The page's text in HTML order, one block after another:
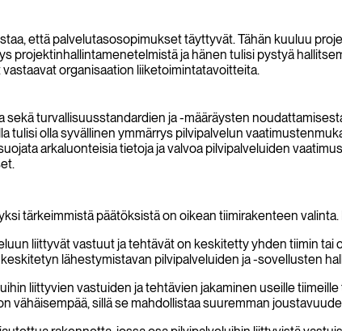
että palvelutasosopimukset täyttyvät. Tähän kuuluu
projektinhallintamenetelmistä ja hänen tulisi pystyä
organisaation liiketoimintatavoitteita.
sekä turvallisuusstandardien ja -määräysten
olla syvällinen ymmärrys pilvipalvelun
arkaluonteisia tietoja ja valvoa pilvipalveluiden
tärkeimmistä päätöksistä on oikean tiimirakenteen
liittyvät vastuut ja tehtävät on keskitetty yhden tiimin tai
lähestymistavan pilvipalveluiden ja -sovellusten
liittyvien vastuiden ja tehtävien jakaminen useille
vähäisempää, sillä se mahdollistaa suuremman